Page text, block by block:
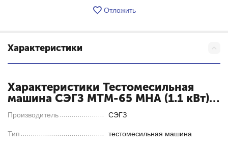
Отложить
Характеристики
Характеристики Тестомесильная
машина СЭГЗ МТМ-65 МНА (1.1 кВт) с
дежой
Производитель СЭГЗ
Тип тестомесильная машина